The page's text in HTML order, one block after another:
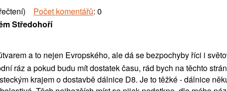
Počet komentářů: 0
Středohoří
a to nejen Evropského, ale dá se bezpochyby říci i
ráz a pokud budu mít dostatek času, rád bych na těchto
krajem o dostavbě dálnice D8. Je to těžké - dálnice